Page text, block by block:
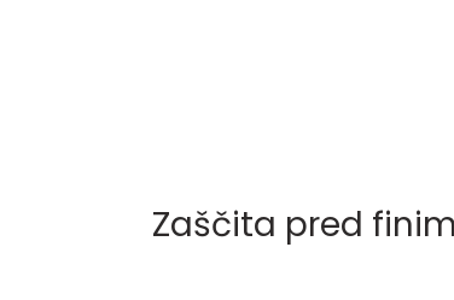
Zaščita pred